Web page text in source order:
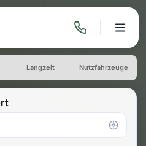
Langzeit Nutzfahrzeuge